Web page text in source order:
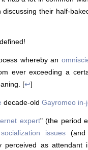
their half-
whereby an
ever exceeding a
[↩]
decade-old Gayromeo in-
expert" (the period
issues
perceived as attendant